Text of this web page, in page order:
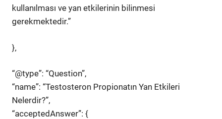
kullanılması ve yan etkilerinin bilinmesi
gerekmektedir.”
},
“@type”: “Question”,
“name”: “Testosteron Propionatın Yan Etkileri
Nelerdir?”,
“acceptedAnswer”: {